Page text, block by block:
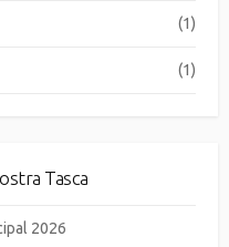
(1)
(1)
Tasca
2026